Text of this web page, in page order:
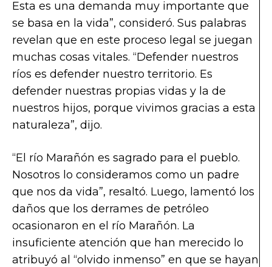
Esta es una demanda muy importante que
se basa en la vida”, consideró. Sus palabras
revelan que en este proceso legal se juegan
muchas cosas vitales. “Defender nuestros
ríos es defender nuestro territorio. Es
defender nuestras propias vidas y la de
nuestros hijos, porque vivimos gracias a esta
naturaleza”, dijo.
“El río Marañón es sagrado para el pueblo.
Nosotros lo consideramos como un padre
que nos da vida”, resaltó. Luego, lamentó los
daños que los derrames de petróleo
ocasionaron en el río Marañón. La
insuficiente atención que han merecido lo
atribuyó al “olvido inmenso” en que se hayan